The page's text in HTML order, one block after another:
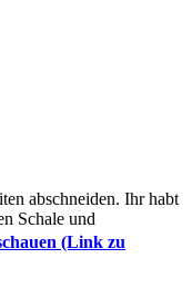
abschneiden. Ihr habt
Schale und
(Link zu